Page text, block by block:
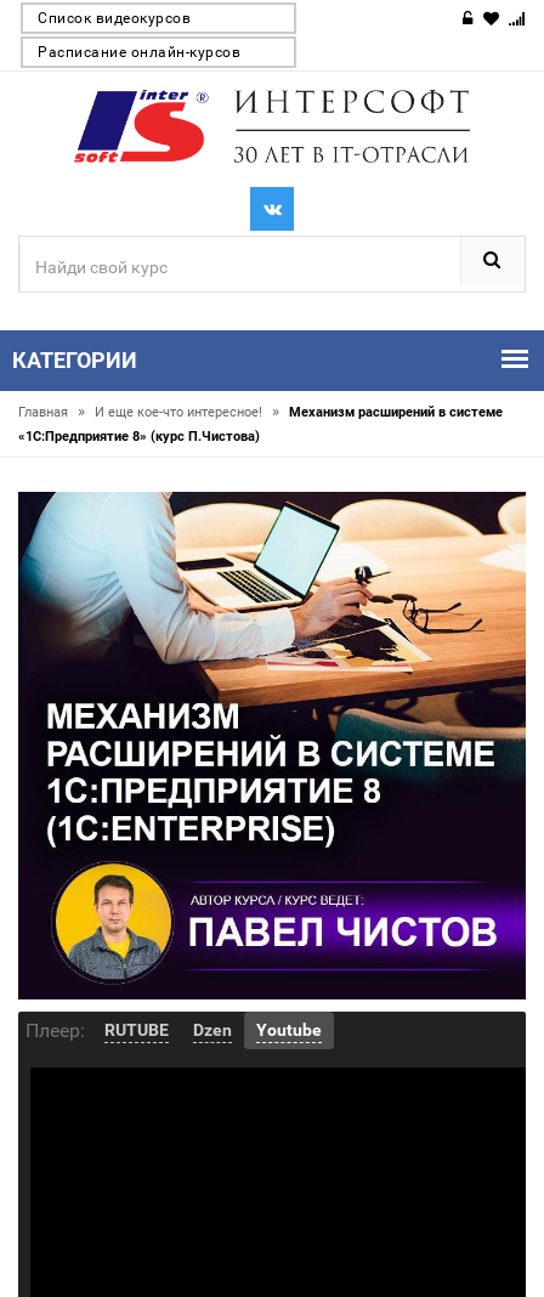
Список видеокурсов
Расписание онлайн-курсов
КАТЕГОРИИ
Главная » И еще кое-что интересное! »
Механизм расширений в системе
«1С:Предприятие 8» (курс П.Чистова)
Плеер: RUTUBE Dzen Youtube